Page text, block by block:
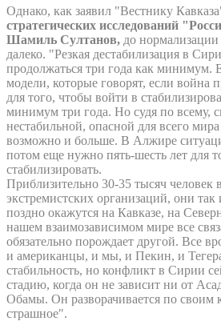
Однако, как заявил "Вестнику
стратегических исследований
Шамиль Султанов, до
далеко. "Резкая дестабилизация в
продолжаться три года как минимум.
модели, которые говорят, если война
для того, чтобы войти в
минимум три года. Но судя по всему,
нестабильной, опасной для всего мира
возможно и больше. В Алжире
потом еще нужно пять-шесть лет для
стабилизировать.
Приблизительно 30-35 тысяч человек
экстремистских организаций, они
поздно окажутся на Кавказе, на
нашем взаимозависимом мире все
обязательно порождает другой. Все
и американцы, и мы, и Пекин, и
стабильность, но конфликт в Сирии
стадию, когда он не зависит ни от
Обамы. Он разворачивается по своим
страшное".